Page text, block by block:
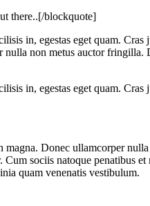
there..[/blockquote]
in, egestas eget quam. Cras
nulla non metus auctor
in, egestas eget quam. Cras
magna. Donec ullamcorper
sociis natoque penatibus et
quam venenatis vestibulum.